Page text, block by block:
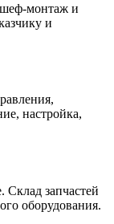
монтаж и
и
настройка,
Склад запчастей
оборудования.